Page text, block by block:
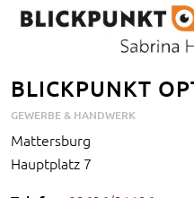
BLICKPUNKT
GEWERBE & HANDWERK
Mattersburg
Hauptplatz 7